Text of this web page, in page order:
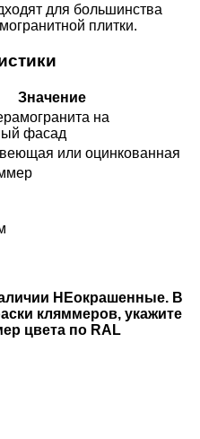
для большинства
плитки.
Значение
на
фасад
или оцинкованная
НЕокрашенные. В
кляммеров, укажите
цвета по RAL